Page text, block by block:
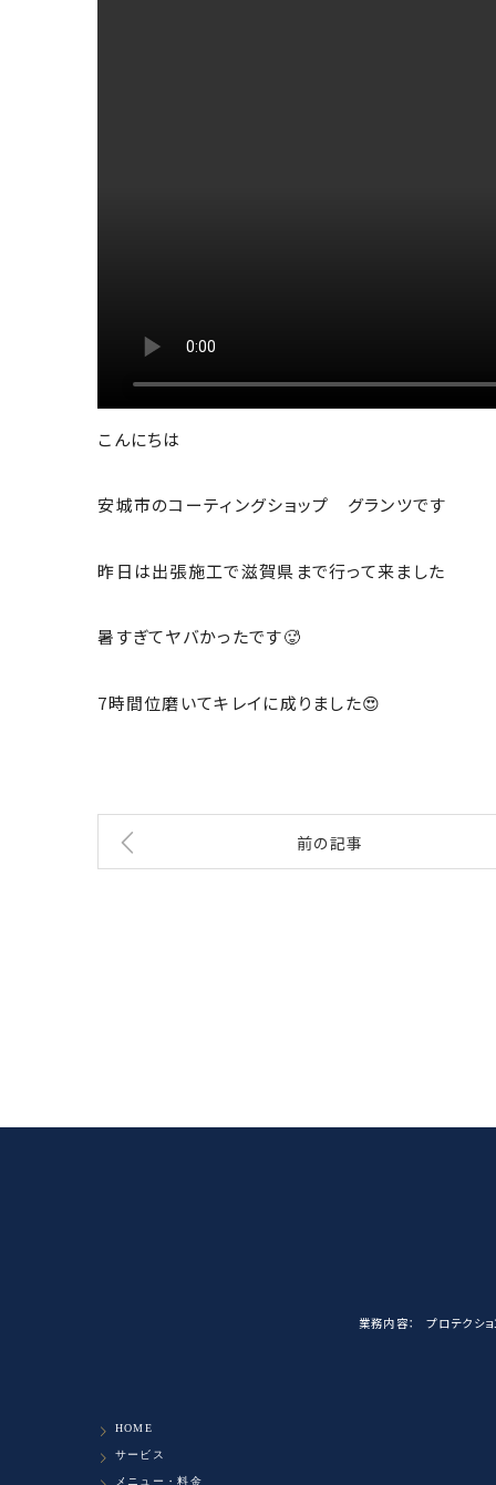
こんにちは
安城市のコーティングショップ グランツです
昨日は出張施工で滋賀県まで行って来ました
暑すぎてヤバかったです🥵
7時間位磨いてキレイに成りました😍
前の記事
業務内容： プロテクショ
HOME
サービス
メニュー・料金